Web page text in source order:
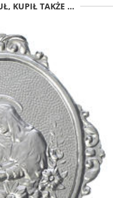
KUPIŁ TAKŻE ...